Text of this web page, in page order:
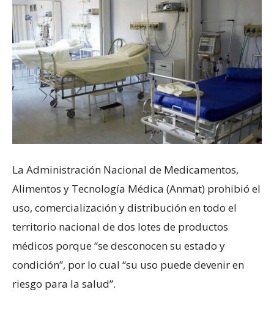
La Administración Nacional de Medicamentos,
Alimentos y Tecnología Médica (Anmat) prohibió el
uso, comercialización y distribución en todo el
territorio nacional de dos lotes de productos
médicos porque “se desconocen su estado y
condición”, por lo cual “su uso puede devenir en
riesgo para la salud”.